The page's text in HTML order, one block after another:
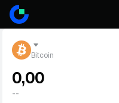
Bitcoin
0,00
--